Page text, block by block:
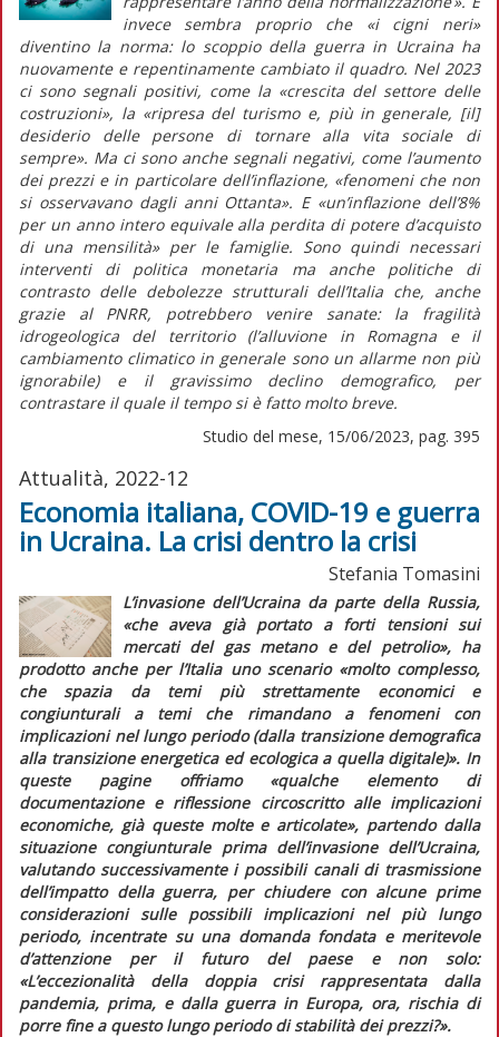
invece sembra proprio che «i cigni neri»
diventino la norma: lo scoppio della guerra in Ucraina ha
nuovamente e repentinamente cambiato il quadro. Nel 2023
ci sono segnali positivi, come la «crescita del settore delle
costruzioni», la «ripresa del turismo e, più in generale, [il]
desiderio delle persone di tornare alla vita sociale di
sempre». Ma ci sono anche segnali negativi, come l’aumento
dei prezzi e in particolare dell’inflazione, «fenomeni che non
si osservavano dagli anni Ottanta». E «un’inflazione dell’8%
per un anno intero equivale alla perdita di potere d’acquisto
di una mensilità» per le famiglie. Sono quindi necessari
interventi di politica monetaria ma anche politiche di
contrasto delle debolezze strutturali dell’Italia che, anche
grazie al PNRR, potrebbero venire sanate: la fragilità
idrogeologica del territorio (l’alluvione in Romagna e il
cambiamento climatico in generale sono un allarme non più
ignorabile) e il gravissimo declino demografico, per
contrastare il quale il tempo si è fatto molto breve.
Studio del mese, 15/06/2023, pag. 395
Attualità, 2022-12
Economia italiana, COVID-19 e guerra
in Ucraina. La crisi dentro la crisi
Stefania Tomasini
L’invasione dell’Ucraina da parte della Russia,
«che aveva già portato a forti tensioni sui
mercati del gas metano e del petrolio», ha
prodotto anche per l’Italia uno scenario «molto complesso,
che spazia da temi più strettamente economici e
congiunturali a temi che rimandano a fenomeni con
implicazioni nel lungo periodo (dalla transizione demografica
alla transizione energetica ed ecologica a quella digitale)». In
queste pagine offriamo «qualche elemento di
documentazione e riflessione circoscritto alle implicazioni
economiche, già queste molte e articolate», partendo dalla
situazione congiunturale prima dell’invasione dell’Ucraina,
valutando successivamente i possibili canali di trasmissione
dell’impatto della guerra, per chiudere con alcune prime
considerazioni sulle possibili implicazioni nel più lungo
periodo, incentrate su una domanda fondata e meritevole
d’attenzione per il futuro del paese e non solo:
«L’eccezionalità della doppia crisi rappresentata dalla
pandemia, prima, e dalla guerra in Europa, ora, rischia di
porre fine a questo lungo periodo di stabilità dei prezzi?».